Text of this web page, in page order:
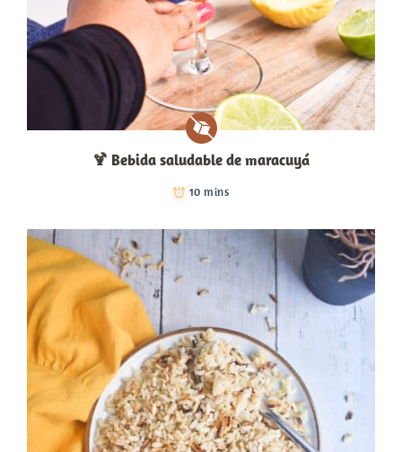
🍹​ Bebida saludable de maracuyá
10 mins